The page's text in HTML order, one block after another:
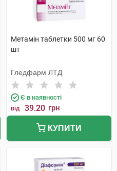
Метамін таблетки 500 мг 60
шт
Гледфарм ЛТД
Є в наявності
від 39.20 грн
КУПИТИ